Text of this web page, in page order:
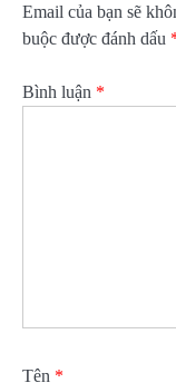
Email của bạn sẽ
buộc được đánh dấu
Bình luận *
Tên *